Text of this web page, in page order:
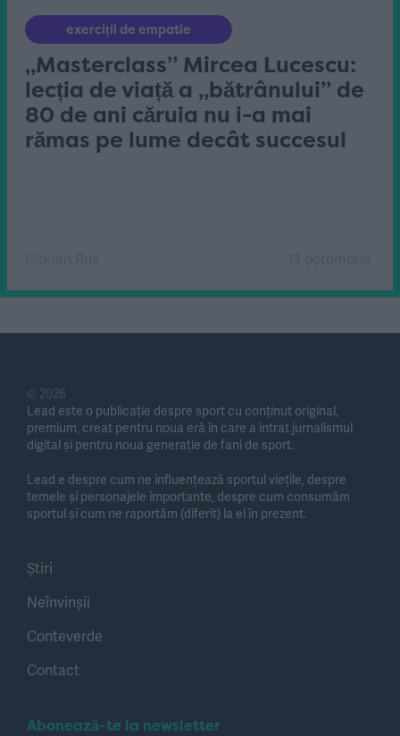
exerciții de empatie
„Masterclass” Mircea Lucescu:
lecția de viață a „bătrânului” de
80 de ani căruia nu i-a mai
rămas pe lume decât succesul
© 2026
Lead este o publicație despre sport cu conținut original,
premium, creat pentru noua eră în care a intrat jurnalismul
digital și pentru noua generație de fani de sport.
Lead e despre cum ne influențează sportul viețile, despre
temele și personajele importante, despre cum consumăm
sportul și cum ne raportăm (diferit) la el în prezent.
Știri
Neînvinșii
Conteverde
Contact
Abonează-te la newsletter